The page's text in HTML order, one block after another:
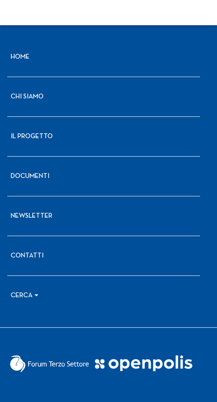
HOME
CHI SIAMO
IL PROGETTO
DOCUMENTI
NEWSLETTER
CONTATTI
CERCA